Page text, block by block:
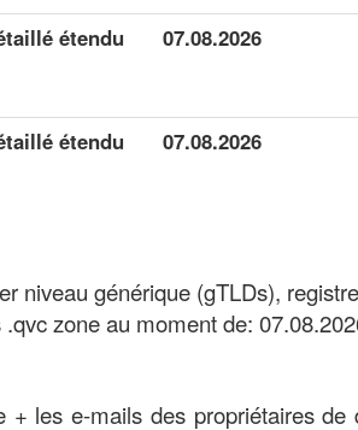
étendu
07.08.2026
étendu
07.08.2026
niveau générique (gTLDs),
zone au moment de:
+ les e-mails des propriétaires